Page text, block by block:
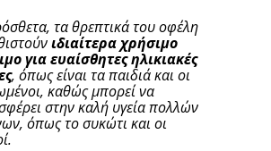
τα θρεπτικά του οφέλη
ιδιαίτερα χρήσιμο
για ευαίσθητες ηλικιακές
, όπως είναι τα παιδιά και οι
καθώς μπορεί να
στην καλή υγεία πολλών
όπως το συκώτι και οι